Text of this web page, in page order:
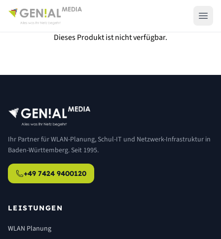
Dieses Produkt ist nicht verfügbar.
Ihr Partner für WLAN-Planung, Schul-IT und Netzwerk-Infrastruktur in
Baden-Württemberg. Seit 1995.
+49 7424 9400120
LEISTUNGEN
WLAN Planung